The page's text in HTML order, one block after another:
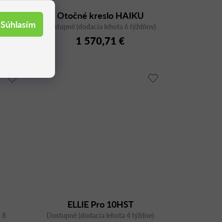
Súhlasím
Otočné kreslo HAIKU
C8061OG na kolieskach
Dostupné (dodacia lehota 6 týždňov)
1 570,71 €
8
ELLIE Pro 10HST
Dostupné (dodacia lehota 4 týždne)